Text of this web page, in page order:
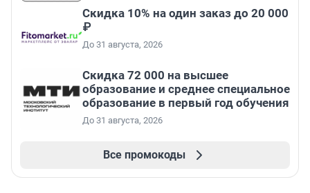
Скидка 10% на один заказ до 20 000
₽
До 31 августа, 2026
Скидка 72 000 на высшее
образование и среднее специальное
образование в первый год обучения
До 31 августа, 2026
Все промокоды